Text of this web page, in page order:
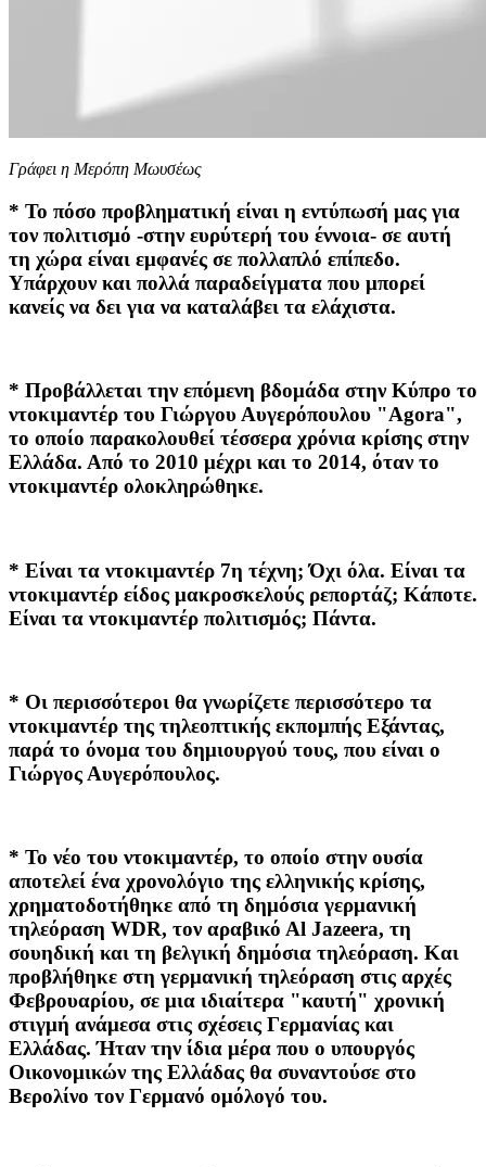
Γράφει η Μερόπη Μωυσέως
* Το πόσο προβληματική είναι η εντύπωσή μας για
τον πολιτισμό -στην ευρύτερή του έννοια- σε αυτή
τη χώρα είναι εμφανές σε πολλαπλό επίπεδο.
Υπάρχουν και πολλά παραδείγματα που μπορεί
κανείς να δει για να καταλάβει τα ελάχιστα.
* Προβάλλεται την επόμενη βδομάδα στην Κύπρο το
ντοκιμαντέρ του Γιώργου Αυγερόπουλου "Agora",
το οποίο παρακολουθεί τέσσερα χρόνια κρίσης στην
Ελλάδα. Από το 2010 μέχρι και το 2014, όταν το
ντοκιμαντέρ ολοκληρώθηκε.
* Είναι τα ντοκιμαντέρ 7η τέχνη; Όχι όλα. Είναι τα
ντοκιμαντέρ είδος μακροσκελούς ρεπορτάζ; Κάποτε.
Είναι τα ντοκιμαντέρ πολιτισμός; Πάντα.
* Οι περισσότεροι θα γνωρίζετε περισσότερο τα
ντοκιμαντέρ της τηλεοπτικής εκπομπής Εξάντας,
παρά το όνομα του δημιουργού τους, που είναι ο
Γιώργος Αυγερόπουλος.
* Το νέο του ντοκιμαντέρ, το οποίο στην ουσία
αποτελεί ένα χρονολόγιο της ελληνικής κρίσης,
χρηματοδοτήθηκε από τη δημόσια γερμανική
τηλεόραση WDR, τον αραβικό Αl Jazeera, τη
σουηδική και τη βελγική δημόσια τηλεόραση. Και
προβλήθηκε στη γερμανική τηλεόραση στις αρχές
Φεβρουαρίου, σε μια ιδιαίτερα "καυτή" χρονική
στιγμή ανάμεσα στις σχέσεις Γερμανίας και
Ελλάδας. Ήταν την ίδια μέρα που ο υπουργός
Οικονομικών της Ελλάδας θα συναντούσε στο
Βερολίνο τον Γερμανό ομόλογό του.